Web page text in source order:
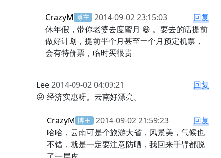
CrazyM 博主 2014-09-02 23:15:03
回复
休年假，带你老婆去度蜜月 😄 。要去的话
提前做好计划，提前半个月甚至一个月预
定机票，会有特价票，临时买很贵
Lee2014-09-02 04:09:21
回复
😜 经济实惠呀。云南好漂亮。
CrazyM 博主 2014-09-02 21:59:23
回复
哈哈，云南可是个旅游大省，风景美，气
候也不错，就是一定要注意防晒，我回来